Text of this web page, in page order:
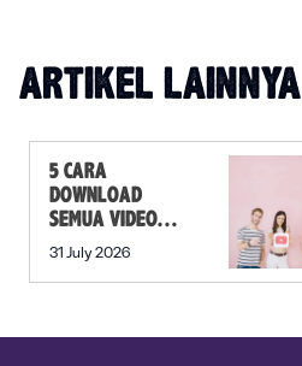
ARTIKEL LAINNYA
5 CARA
DOWNLOAD
SEMUA VIDEO
DALAM PLAYLIST
31 July 2026